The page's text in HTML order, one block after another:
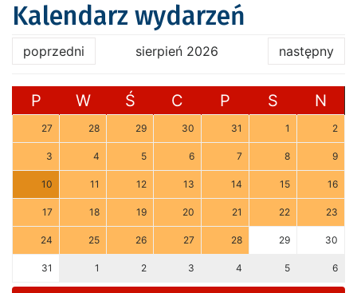
Kalendarz wydarzeń
poprzedni sierpień 2026 następny
P W Ś C P S N
27 28 29 30 31 1 2
3 4 5 6 7 8 9
10 11 12 13 14 15 16
17 18 19 20 21 22 23
24 25 26 27 28 29 30
31 1 2 3 4 5 6